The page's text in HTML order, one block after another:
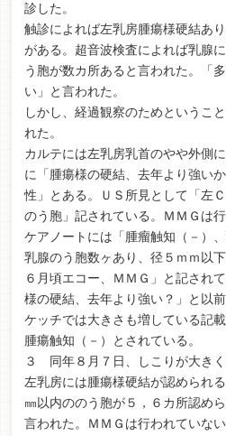
診した。
触診によれば左乳房腫瘍様硬結あ
がある。超音波検査によれば乳腺
う胞が数カ所あると言われた。「
い」と言われた。
しかし、経過観察のためというこ
れた。
カルテには左乳房乳首のやや外側
に「腫瘍様の硬結、去年より強い
性」とある。ＵＳ所見として「左
のう胞」記されている。ＭＭＧは行
ケアノートには「腫瘤触知（－）
乳腺のう胞数ヶあり、径５ｍｍ以
６月頃エコー、ＭＭＧ」と記され
様の硬結、去年より強い？」と以
ケッチでは大きさも増している記
腫瘍触知（－）とされている。
３ 同年８月７日、しこりが大きく
左乳房には腫瘍様硬結が認められ
㎜以内ののう胞が５，６カ所認め
言われた。ＭＭＧは行われていない